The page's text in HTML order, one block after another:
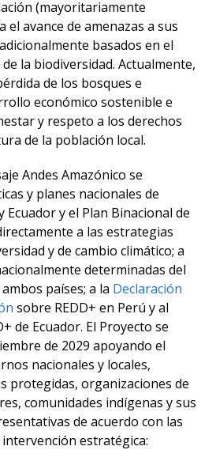
(mayoritariamente
avance de amenazas a sus
basados en el
la biodiversidad. Actualmente,
de los bosques e
económico sostenible e
y respeto a los derechos
de la población local.
Andes Amazónico se
y planes nacionales de
y el Plan Binacional de
a las estrategias
y de cambio climático; a
determinadas del
países; a la Declaración
sobre REDD+ en Perú y al
de Ecuador. El Proyecto se
de 2029 apoyando el
nacionales y locales,
protegidas, organizaciones de
comunidades indígenas y sus
de acuerdo con las
estratégica: